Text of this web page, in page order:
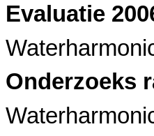
Evaluatie
Onderzoeks